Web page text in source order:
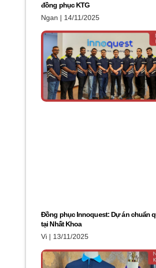
đồng phục KTG
Ngan
14/11/2025
Đồng phục Innoquest: Dự án chuẩn
tại Nhất Khoa
Vi
13/11/2025